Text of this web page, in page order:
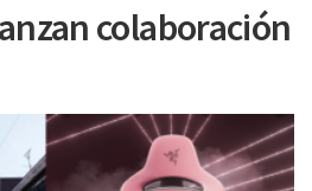
colaboración